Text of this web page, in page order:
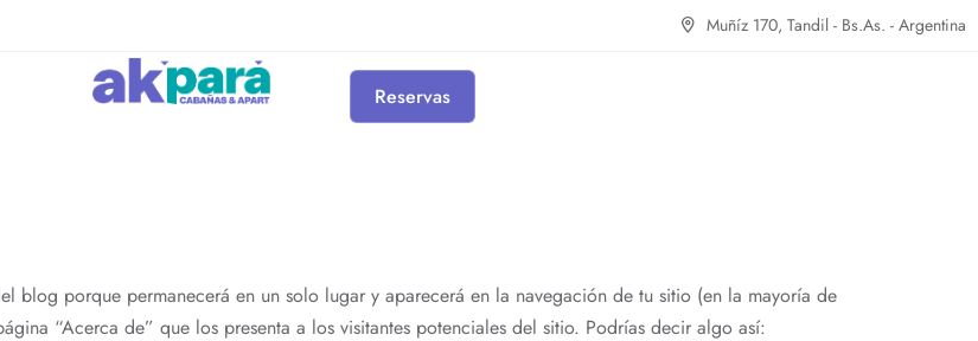
Muñíz 170, Tandil - Bs.As. - Argentina
Reservas
blog porque permanecerá en un solo lugar y aparecerá en la navegación de tu sitio (en la mayoría de
“Acerca de” que los presenta a los visitantes potenciales del sitio. Podrías decir algo así: